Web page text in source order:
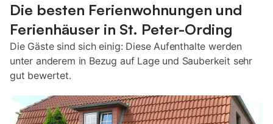
Die besten Ferienwohnungen und
Ferienhäuser in St. Peter-Ording
Die Gäste sind sich einig: Diese Aufenthalte werden
unter anderem in Bezug auf Lage und Sauberkeit sehr
gut bewertet.